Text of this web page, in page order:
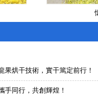
果烘干技術，實干篤定前行！
手同行，共創輝煌！